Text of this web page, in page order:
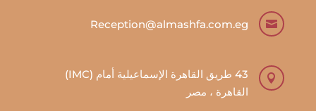

Reception@almashfa.com.eg

43 طريق القاهرة الإسماعيلية أمام (IMC)
القاهرة ، مصر